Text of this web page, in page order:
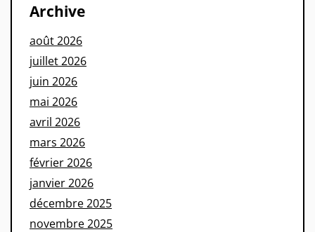
Archive
août 2026
juillet 2026
juin 2026
mai 2026
avril 2026
mars 2026
février 2026
janvier 2026
décembre 2025
novembre 2025